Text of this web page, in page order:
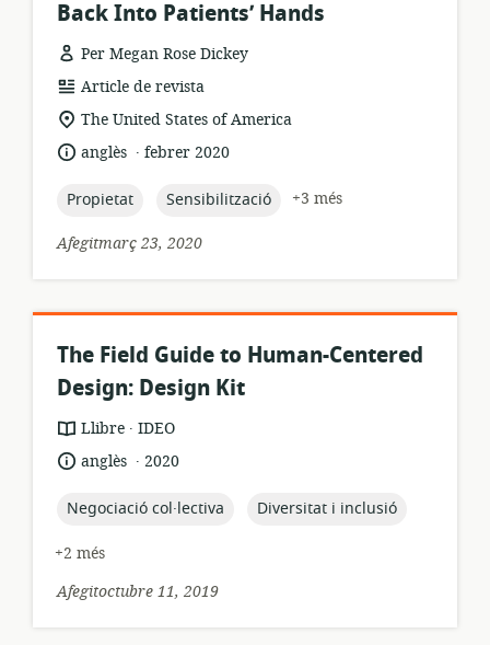
Back Into Patients’ Hands
Per Megan Rose Dickey
format
dels
recursos:
Article de revista
ubicació
rellevant:
The United States of America
idioma:
anglès .
data
publicació:
febrer 2020
topic:
Propietat topic:
Sensibilització
+3 més
Afegitmarç 23, 2020
The Field Guide to Human-Centered
Design: Design Kit
format
recursos:
Llibre .
publicador:
IDEO
idioma:
anglès .
data
publicació:
2020
topic:
Negociació col·lectiva topic:
Diversitat i inclusió
+2 més
Afegitoctubre 11, 2019